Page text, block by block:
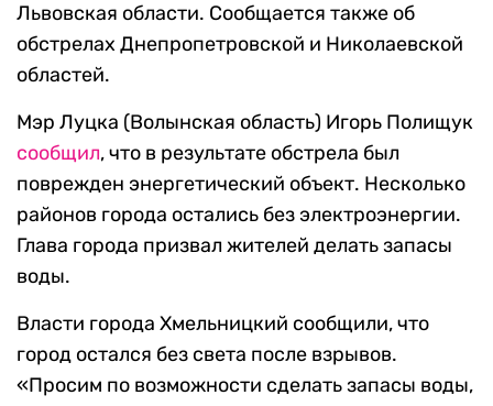
Львовская области. Сообщается также об
обстрелах Днепропетровской и Николаевской
областей.
Мэр Луцка (Волынская область) Игорь Полищук
сообщил, что в результате обстрела был
поврежден энергетический объект. Несколько
районов города остались без электроэнергии.
Глава города призвал жителей делать запасы
воды.
Власти города Хмельницкий сообщили, что
город остался без света после взрывов.
«Просим по возможности сделать запасы воды,